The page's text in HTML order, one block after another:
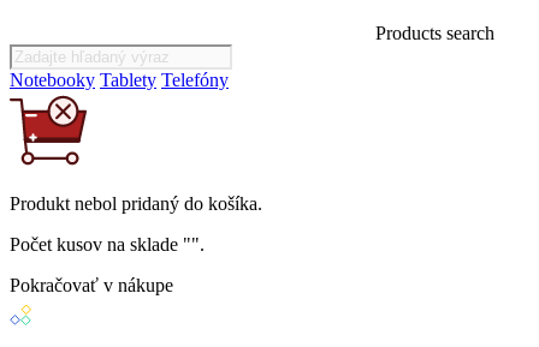
Products search
Notebooky Tablety Telefóny
Produkt nebol pridaný do košíka.
Počet kusov na sklade "".
Pokračovať v nákupe